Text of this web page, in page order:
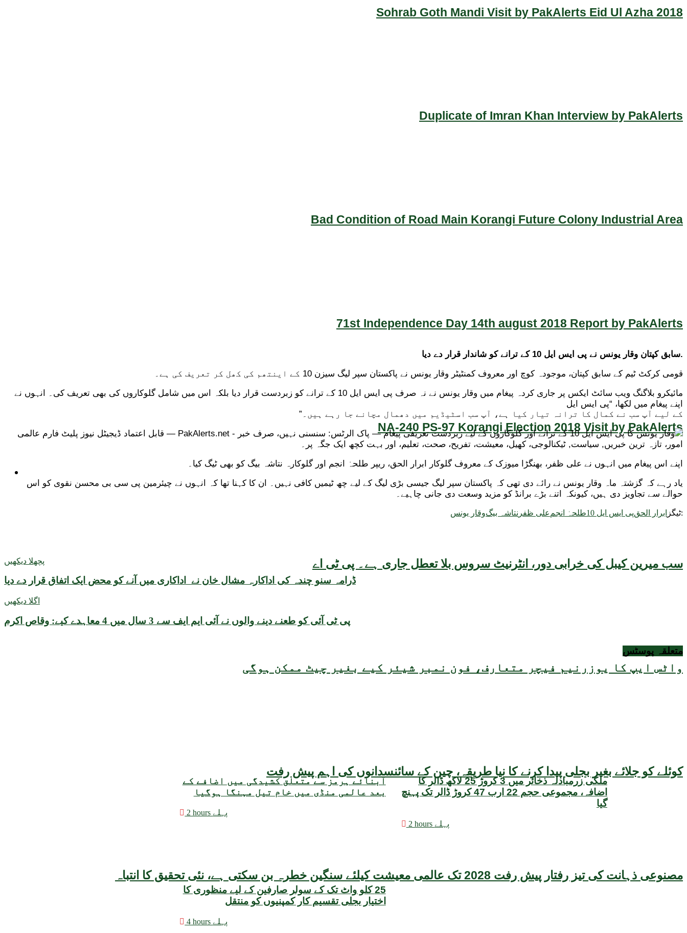
Sohrab Goth Mandi Visit by PakAlerts Eid Ul Azha 2018
Duplicate of Imran Khan Interview by PakAlerts
Bad Condition of Road Main Korangi Future Colony Industrial Area
71st Independence Day 14th august 2018 Report by PakAlerts
NA-240 PS-97 Korangi Election 2018 Visit by PakAlerts
سب میرین کیبل کی خرابی دور، انٹرنیٹ سروس بلا تعطل جاری ہے۔ پی ٹی اے
واٹس ایپ کا یوزرنیم فیچر متعارف، فون نمبر شیئر کیے بغیر چیٹ ممکن ہوگی
کوئلے کو جلائے بغیر بجلی پیدا کرنے کا نیا طریقہ، چین کے سائنسدانوں کی اہم پیش رفت
مصنوعی ذہانت کی تیز رفتار پیش رفت 2028 تک عالمی معیشت کیلئے سنگین خطرہ بن سکتی ہے، نئی تحقیق کا انتباہ
.سابق کپتان وقار یونس نے پی ایس ایل 10 کے ترانے کو شاندار قرار دے دیا
قومی کرکٹ ٹیم کے سابق کپتان، موجودہ کوچ اور معروف کمنٹیٹر وقار یونس نے پاکستان سپر لیگ سیزن 10 کے اینتھم کی کھل کر تعریف کی ہے۔
مائیکرو بلاگنگ ویب سائٹ ایکس پر جاری کردہ پیغام میں وقار یونس نے نہ صرف پی ایس ایل 10 کے ترانے کو زبردست قرار دیا بلکہ اس میں شامل گلوکاروں کی بھی تعریف کی۔ انہوں نے
اپنے پیغام میں لکھا، “پی ایس ایل
کے لیے آپ سب نے کمال کا ترانہ تیار کیا ہے، آپ سب اسٹیڈیم میں دھمال مچانے جا رہے ہیں۔”
اپنے اس پیغام میں انہوں نے علی ظفر، بھنگڑا میوزک کے معروف گلوکار ابرار الحق، ریپر طلحہٰ انجم اور گلوکارہ نتاشہ بیگ کو بھی ٹیگ کیا۔
یاد رہے کہ گزشتہ ماہ وقار یونس نے رائے دی تھی کہ پاکستان سپر لیگ جیسی بڑی لیگ کے لیے چھ ٹیمیں کافی نہیں۔ ان کا کہنا تھا کہ انہوں نے چیئرمین پی سی بی محسن نقوی کو اس
حوالے سے تجاویز دی ہیں، کیونکہ اتنے بڑے برانڈ کو مزید وسعت دی جانی چاہیے۔
ٹیگز: ابرار الحقپی ایس ایل 10 طلحہٰ انجم علی ظفر نتاشہ بیگوقار یونس
پچھلا دیکھیں
ڈرامہ سنو چندہ کی اداکارہ مشال خان نے اداکاری میں آنے کو محض ایک اتفاق قرار دے دیا
اگلا دیکھیں
پی ٹی آئی کو طعنے دینے والوں نے آئی ایم ایف سے 3 سال میں 4 معاہدے کیے: وقاص اکرم
متعلقہ پوسٹس
ملکی زرمبادلہ ذخائر میں 3 کروڑ 25 لاکھ ڈالر کا
اضافہ، مجموعی حجم 22 ارب 47 کروڑ ڈالر تک پہنچ
گیا
2 hours پہلے
آبنائے ہرمز سے متعلق کشیدگی میں اضافے کے
بعد عالمی منڈی میں خام تیل مہنگا ہوگیا
2 hours پہلے
25 کلو واٹ تک کے سولر صارفین کے لیے منظوری کا
اختیار بجلی تقسیم کار کمپنیوں کو منتقل
4 hours پہلے